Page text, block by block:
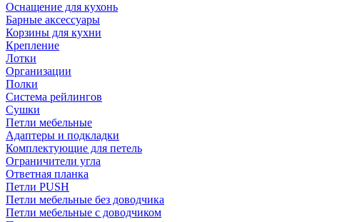
Оснащение для кухонь
Барные аксессуары
Корзины для кухни
Крепление
Лотки
Организации
Полки
Система рейлингов
Сушки
Петли мебельные
Адаптеры и подкладки
Комплектующие для петель
Ограничители угла
Ответная планка
Петли PUSH
Петли мебельные без доводчика
Петли мебельные с доводчиком